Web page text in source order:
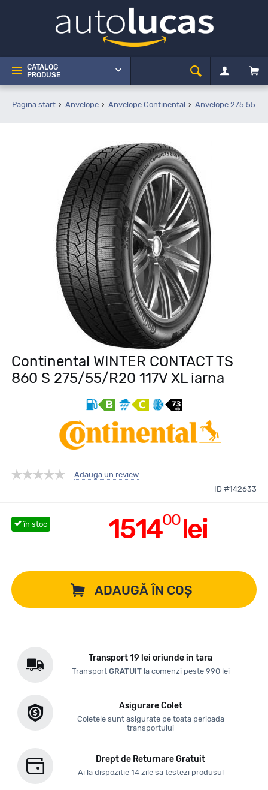
CATALOG
PRODUSE
Pagina start Anvelope Anvelope Continental Anvelope 275 55
Continental WINTER CONTACT TS
860 S 275/55/R20 117V XL iarna
Adauga un review
ID #142633
151400lei
în stoc
ADAUGĂ ÎN COȘ
Transport 19 lei oriunde in tara
Transport GRATUITla comenzi peste 990 lei
Asigurare Colet
Coletele sunt asigurate pe toata perioada
transportului
Drept de Returnare Gratuit
Ai la dispozitie 14 zile sa testezi produsul